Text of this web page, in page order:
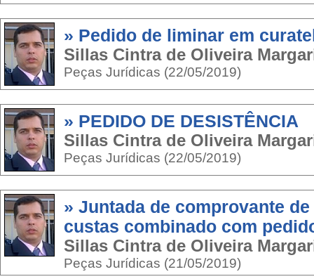
» Pedido de liminar em
Sillas Cintra de Oliveira
Peças Jurídicas (22/05/2019)
» PEDIDO DE DESISTÊNCIA
Sillas Cintra de Oliveira
Peças Jurídicas (22/05/2019)
» Juntada de comprovante
custas combinado com
Sillas Cintra de Oliveira
Peças Jurídicas (21/05/2019)